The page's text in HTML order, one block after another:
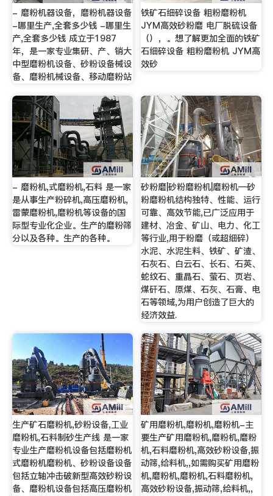
- 磨粉机器设备，磨粉机器设备
-哪里生产,全套多少钱 -哪里生
产,全套多少钱 成立于1987
年，是一家专业集研、产、销大
中型磨粉机设备、砂粉设备械设
备、磨粉机械设备、移动磨粉站
铁矿石细碎设备 粗粉磨粉机
JYM高效砂粉磨 电厂脱硫设备
（），。想了解更加全面的铁矿
石细碎设备 粗粉磨粉机 JYM高
效砂
- 磨粉机,式磨粉机,石料 是一家
是从事生产粉碎机,高压磨粉机,
雷蒙磨粉机,磨粉机等设备的国
际型专业化企业。生产的磨粉筛
分以及各种。生产的各种。
砂粉磨|砂粉磨粉机|磨粉机—砂
粉磨粉机结构独特、性能、运行
可靠、高效节能,已广泛应用于
建材、冶金、矿山、电力、化工
等行业,用于粉磨（或超细碎）
水泥、水泥生料、铁矿、矿渣、
石灰石、白云石、长石、石英、
蛇纹石、重晶石、萤石、页岩、
煤矸石、原煤、石灰、石膏、电
石等领域,为用户创造了巨大的
经济效益.
生产矿石磨粉机,砂粉设备,工业
磨粉机,石料制砂生产线 是一家
专业生产磨粉机设备包括磨粉机
式磨粉机磨粉机、砂粉设备设备
包括立轴冲击破新型高效砂粉设
备、磨粉机设备包括高压磨粉机
矿用磨粉机,磨粉机,磨粉机-主
要生产矿用磨粉机,磨粉机,磨粉
机,石料磨粉机,高效砂粉设备,振
动筛,给料机,,如需购买矿用磨粉
机,磨粉机,磨粉机,石料磨粉机,
高效砂粉设备,振动筛,给料机,,